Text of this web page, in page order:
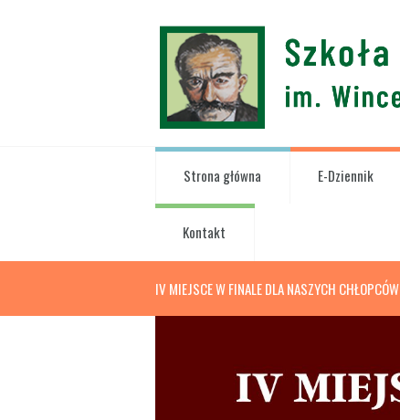
Strona główna E-Dziennik
Kontakt
IV MIEJSCE W FINALE DLA NASZYCH CHŁOPCÓW